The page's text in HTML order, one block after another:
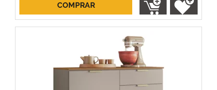
ou R$ 405,94 no boleto
COMPRAR